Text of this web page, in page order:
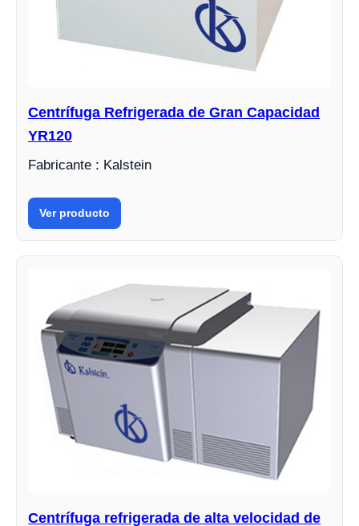
Centrífuga Refrigerada de Gran Capacidad
YR120
Fabricante : Kalstein
Ver producto
Centrífuga refrigerada de alta velocidad de